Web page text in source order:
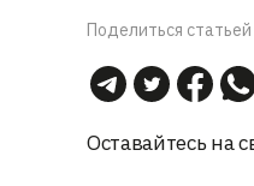
Поделиться статьей
Оставайтесь на